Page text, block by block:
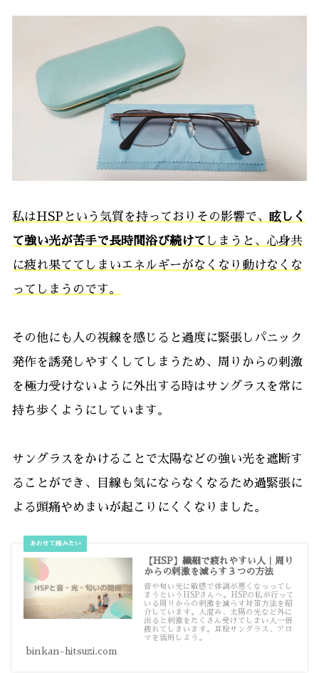
私はHSPという気質を持っておりその影響で、
眩しく
て強い光が苦手で長時間浴び続けて しまうと、心身共
に疲れ果ててしまいエネルギーがなくなり動けなくな
ってしまう のです。
その他にも人の視線を感じると過度に緊張しパニック
発作を誘発しやすくしてしまうため、周りからの刺激
を極力受けないように外出する時はサングラスを常に
持ち歩くようにしています。
サングラスをかけることで太陽などの強い光を遮断す
ることができ、目線も気にならなくなるため過緊張に
よる頭痛やめまいが起こりにくくなりました。
【HSP】繊細で疲れやすい人｜周り
からの刺激を減らす３つの方法
音や匂い光に敏感で体調が悪くなっってし
まうというHSPさんへ。HSPの私が行って
いる周りからの刺激を減らす対策方法を紹
介しています。人混み、太陽の光など外に
出ると刺激をたくさん受けてしまい人一倍
疲れてしまいます。耳栓サングラス、アロ
マを活用しよう。
binkan-hitsuzi.com